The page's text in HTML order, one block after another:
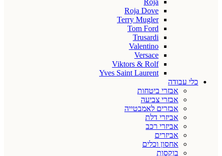
Roja
Roja Dove
Terry Mugler
Tom Ford
Trusardi
Valentino
Versace
Viktors & Rolf
Yves Saint Laurent
כלי עבודה
אבזרי ביטחות
אבזרי צביעה
אבזרים לאמבטייה
אביזרי דלת
אביזרי רכב
אביזרים
אחסון וכלים
בוקסות